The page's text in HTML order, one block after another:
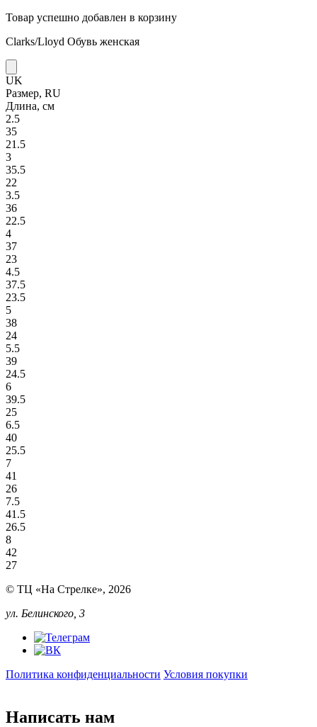
Товар успешно добавлен в корзину
Clarks/Lloyd Обувь женская
UK
Размер, RU
Длина, см
2.5
35
21.5
3
35.5
22
3.5
36
22.5
4
37
23
4.5
37.5
23.5
5
38
24
5.5
39
24.5
6
39.5
25
6.5
40
25.5
7
41
26
7.5
41.5
26.5
8
42
27
© ТЦ «На Стрелке», 2026
ул. Белинского, 3
Политика конфиденциальности Условия покупки
Написать нам